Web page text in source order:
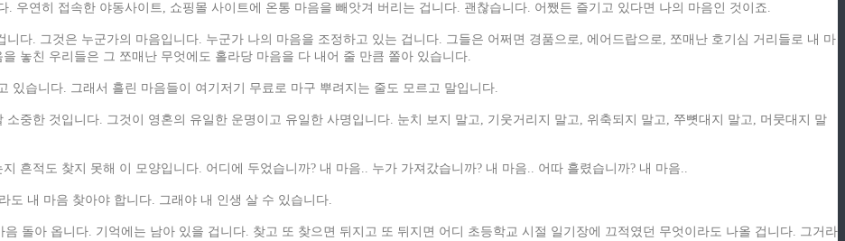
우연히 접속한 야동사이트, 쇼핑몰 사이트에 온통 마음을 빼앗겨 버리는 겁니다. 괜찮습니다. 어쨌든 즐기고 있다면 나의 마음인 것이죠.
다. 그것은 누군가의 마음입니다. 누군가 나의 마음을 조정하고 있는 겁니다. 그들은 어쩌면 경품으로, 에어드랍으로, 쪼매난 호기심 거리들로 내 마
놓친 우리들은 그 쪼매난 무엇에도 홀라당 마음을 다 내어 줄 만큼 쫄아 있습니다.
있습니다. 그래서 흘린 마음들이 여기저기 무료로 마구 뿌려지는 줄도 모르고 말입니다.
중한 것입니다. 그것이 영혼의 유일한 운명이고 유일한 사명입니다. 눈치 보지 말고, 기웃거리지 말고, 위축되지 말고, 쭈뼛대지 말고, 머뭇대지 말
흔적도 찾지 못해 이 모양입니다. 어디에 두었습니까? 내 마음.. 누가 가져갔습니까? 내 마음.. 어따 흘렸습니까? 내 마음..
도 내 마음 찾아야 합니다. 그래야 내 인생 살 수 있습니다.
돌아 옵니다. 기억에는 남아 있을 겁니다. 찾고 또 찾으면 뒤지고 또 뒤지면 어디 초등학교 시절 일기장에 끄적였던 무엇이라도 나올 겁니다. 그거라